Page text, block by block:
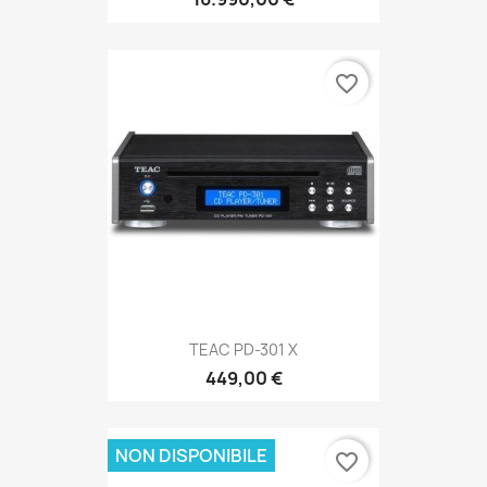
TEAC PD-301 X
449,00 €
favorite_border
NON DISPONIBILE favorite_border